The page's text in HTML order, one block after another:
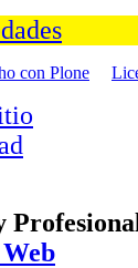
con Plone